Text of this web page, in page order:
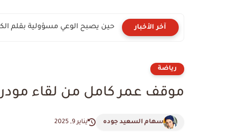
آخر الأخبار حين يصبح الوعي مسؤولية بقلم
رياضة
موقف عمر كامل من لقاء
سهام السعيد جوده يناير 9, 2025